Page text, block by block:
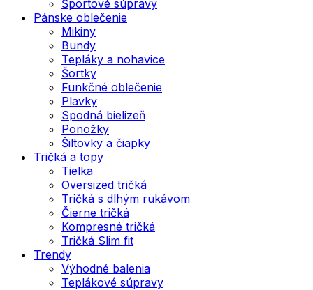
Športové súpravy
Pánske oblečenie
Mikiny
Bundy
Tepláky a nohavice
Šortky
Funkčné oblečenie
Plavky
Spodná bielizeň
Ponožky
Šiltovky a čiapky
Tričká a topy
Tielka
Oversized tričká
Tričká s dlhým rukávom
Čierne tričká
Kompresné tričká
Tričká Slim fit
Trendy
Výhodné balenia
Teplákové súpravy